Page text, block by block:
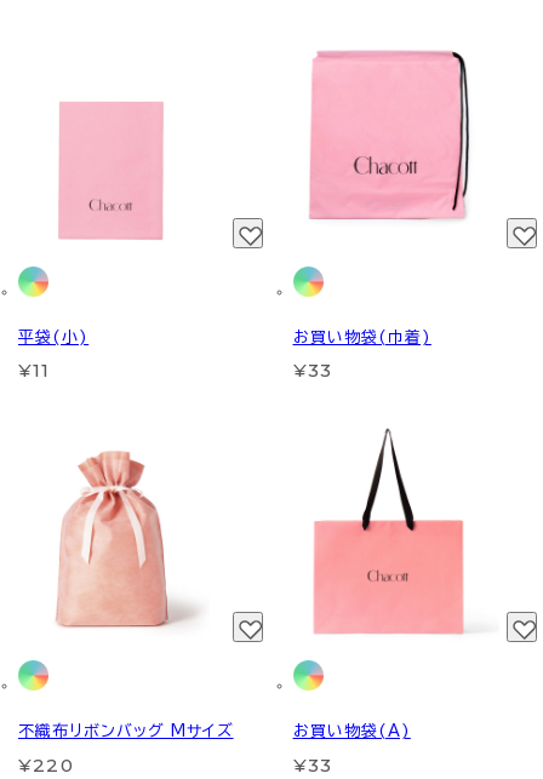
平袋(小)
¥11
お買い物袋(巾着)
¥33
不織布リボンバッグ Mサイズ
¥220
お買い物袋(A)
¥33